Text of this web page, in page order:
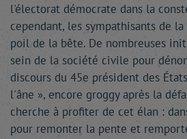
l'électorat démocrate dans la
cependant, les sympathisants de
poil de la bête. De nombreuses
sein de la société civile pour
discours du 45e président des
l'âne », encore groggy après la
cherche à profiter de cet élan :
pour remonter la pente et